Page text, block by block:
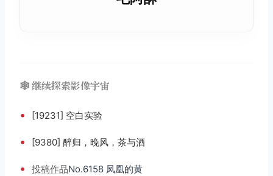
🕸️ 继续探索影像宇宙
• [19231] 空白实验
• [9380] 醉归，晚风，茶与酒
• 投稿作品No.6158 凤凰的黄